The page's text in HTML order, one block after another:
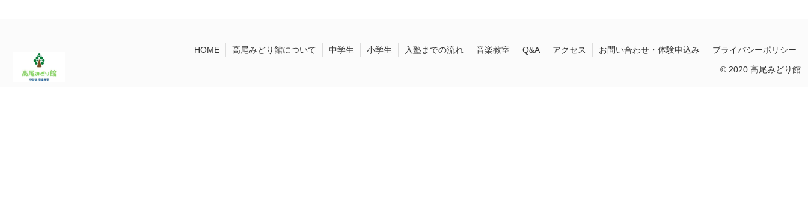
HOME 高尾みどり館について 中学生 小学生 入塾までの流れ 音楽教室 Q&A アクセス お問い合わせ・体験申込み プライバシーポリシー
© 2020 高尾みどり館.